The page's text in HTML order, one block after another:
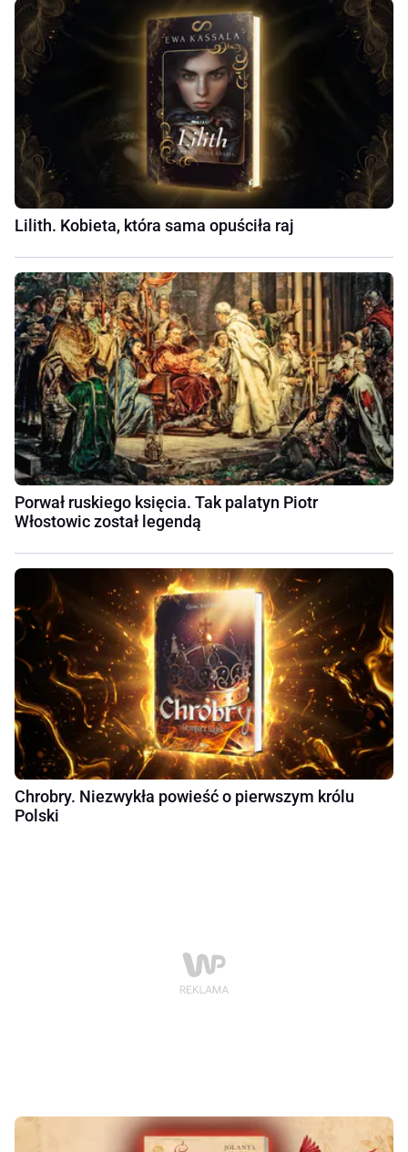
Lilith. Kobieta, która sama opuściła raj
Porwał ruskiego księcia. Tak palatyn Piotr
Włostowic został legendą
Chrobry. Niezwykła powieść o pierwszym królu
Polski